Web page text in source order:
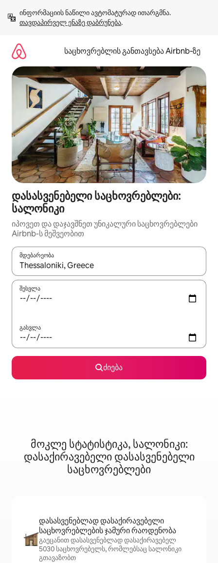
გადასვლა
თავდაპირველ ენაზე დაბრუნება.
საცხოვრებლის განთავსება Airbnb‑ზე
დასასვენებელი საცხოვრებლები:
სალონიკი
იპოვეთ და დაჯავშნეთ უნიკალური საცხოვრებლები
Airbnb-ს მეშვეობით
მდებარეობა
როცა შედეგები ხელმისაწვდომი გახდება, ნავიგაციისთვის
შესვლა
გასვლა
ძიება
მოკლე სტატისტიკა, სალონიკი:
დასაქირავებელი დასასვენებელი
საცხოვრებლები
დასასვენებლად დასაქირავებელი
საცხოვრებლების ჯამური რაოდენობა
გაეცანით დასასვენებლად დასაქირავებელ
5030 საცხოვრებელს, რომლებსაც სალონიკი
გთავაზობთ